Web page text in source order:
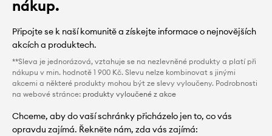
nákup.
Připojte se k naší komunitě a získejte informace o nejnovějších
akcích a produktech.
**Sleva je jednorázová, vztahuje se na nezlevněné produkty a platí při
nákupu v min. hodnotě 1 900 Kč. Slevu nelze kombinovat s jinými
akcemi a některé produkty mohou být ze slevy vyloučeny. Podrobnosti
na webové stránce: produkty vyloučené z akce
Chceme, aby do vaší schránky přicházelo jen to, co vás
opravdu zajímá. Řekněte nám, zda vás zajímá: